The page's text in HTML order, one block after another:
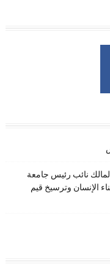
نائب رئيس جامعة
الإنسان وترسيخ قيم